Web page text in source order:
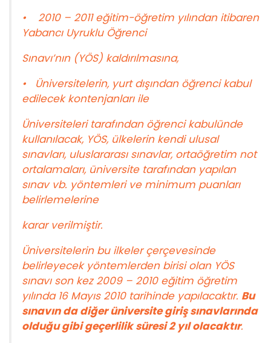
• 2010 – 2011 eğitim-öğretim yılından itibaren
Yabancı Uyruklu Öğrenci
Sınavı’nın (YÖS) kaldırılmasına,
• Üniversitelerin, yurt dışından öğrenci kabul
edilecek kontenjanları ile
Üniversiteleri tarafından öğrenci kabulünde
kullanılacak, YÖS, ülkelerin kendi ulusal
sınavları, uluslararası sınavlar, ortaöğretim not
ortalamaları, üniversite tarafından yapılan
sınav vb. yöntemleri ve minimum puanları
belirlemelerine
karar verilmiştir.
Üniversitelerin bu ilkeler çerçevesinde
belirleyecek yöntemlerden birisi olan YÖS
sınavı son kez 2009 – 2010 eğitim öğretim
yılında 16 Mayıs 2010 tarihinde yapılacaktır. Bu
sınavın da diğer üniversite giriş sınavlarında
olduğu gibi geçerlilik süresi 2 yıl olacaktır.